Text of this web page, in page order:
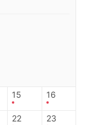
15 16
22 23